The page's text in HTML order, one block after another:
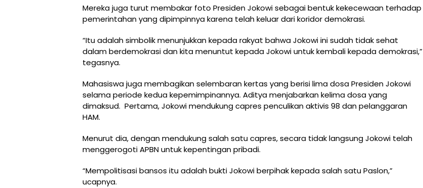
Mereka juga turut membakar foto Presiden Jokowi sebagai bentuk kekecewaan terhadap
pemerintahan yang dipimpinnya karena telah keluar dari koridor demokrasi.
“Itu adalah simbolik menunjukkan kepada rakyat bahwa Jokowi ini sudah tidak sehat
dalam berdemokrasi dan kita menuntut kepada Jokowi untuk kembali kepada demokrasi,”
tegasnya.
Mahasiswa juga membagikan selembaran kertas yang berisi lima dosa Presiden Jokowi
selama periode kedua kepemimpinannya. Aditya menjabarkan kelima dosa yang
dimaksud. Pertama, Jokowi mendukung capres penculikan aktivis 98 dan pelanggaran
HAM.
Menurut dia, dengan mendukung salah satu capres, secara tidak langsung Jokowi telah
menggerogoti APBN untuk kepentingan pribadi.
“Mempolitisasi bansos itu adalah bukti Jokowi berpihak kepada salah satu Paslon,”
ucapnya.